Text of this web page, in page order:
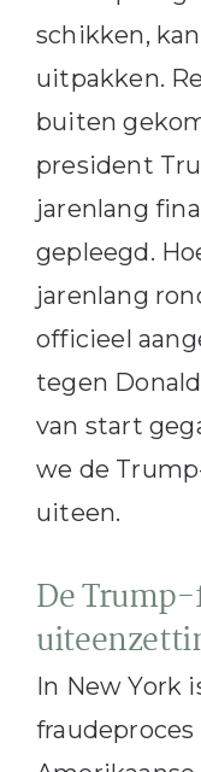
schikken,
uitpakken.
buiten
president
jarenlang
gepleegd.
jarenlang
officieel
tegen
van start
we de
uiteen.
De
In New York